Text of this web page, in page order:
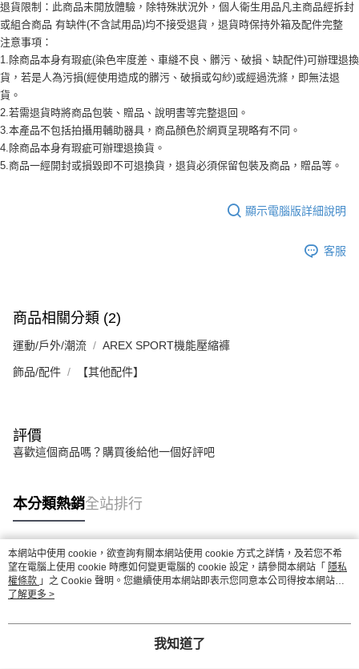
退貨限制：此商品未開放體驗，除特殊狀況外，個人衛生用品凡主商品經拆封
或組合商品 有缺件(不含試用品)均不接受退貨，退貨時保持外箱及配件完整
注意事項：
1.除商品本身有瑕疵(染色牢度差、車縫不良、髒污、破損、缺配件)可辦理退換
貨，若是人為污損(經使用造成的髒污、破損或勾紗)或經過洗滌，即無法退
貨。
2.若需退貨時將商品包裝、贈品、說明書等完整退回。
3.本產品不包括拍攝用輔助器具，商品顏色於網頁呈現略有不同。
4.除商品本身有瑕疵可辦理退換貨。
5.商品一經開封或損毀即不可退換貨，退貨必須保留包裝及商品，贈品等。
顯示電腦版詳細說明
客服
商品相關分類 (2)
運動/戶外/潮流 AREX SPORT機能壓縮褲
飾品/配件 【其他配件】
評價
喜歡這個商品嗎？購買後給他一個好評吧
本分類熱銷全站排行
熱門標籤
本網站中使用 cookie，欲查詢有關本網站使用 cookie 方式之詳情，及若您不希
望在電腦上使用 cookie 時應如何變更電腦的 cookie 設定，請參閱本網站「 隱私
權條款 」之 Cookie 聲明。您繼續使用本網站即表示您同意本公司得按本網站使
用條款之 Cookie 聲明使用 cookie。
了解更多 >
我知道了